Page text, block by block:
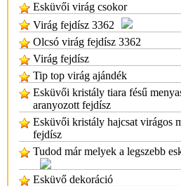
Esküvői virág csokor
Virág fejdísz 3362
Olcsó virág fejdísz 3362
Virág fejdísz
Tip top virág ajándék
Esküvői kristály tiara fésű
aranyozott fejdísz
Esküvői kristály hajcsat virágos
fejdísz
Tudod már melyek a legszebb
Esküvő dekoráció